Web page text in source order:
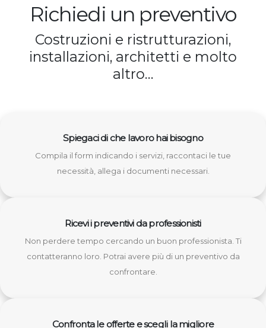
Richiedi un preventivo
Costruzioni e ristrutturazioni,
installazioni, architetti e molto
altro…
Spiegaci di che lavoro hai bisogno
Compila il form indicando i servizi, raccontaci le tue
necessità, allega i documenti necessari.
Ricevi i preventivi da professionisti
Non perdere tempo cercando un buon professionista. Ti
contatteranno loro. Potrai avere più di un preventivo da
confrontare.
Confronta le offerte e scegli la migliore